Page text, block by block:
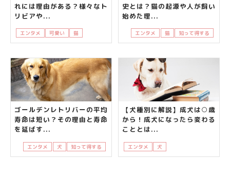
れには理由がある？様々なト
リビアや...
エンタメ 可愛い 猫
史とは？猫の起源や人が飼い
始めた理...
エンタメ 猫 知って得する
ゴールデンレトリバーの平均
寿命は短い？その理由と寿命
を延ばす...
エンタメ 犬 知って得する
【犬種別に解説】成犬は○歳
から！成犬になったら変わる
こととは...
エンタメ 犬